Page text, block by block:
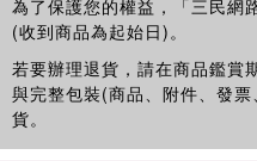
為了保護您的權益，「三民網
(收到商品為起始日)。
若要辦理退貨，請在商品鑑賞
與完整包裝(商品、附件、發
貨。